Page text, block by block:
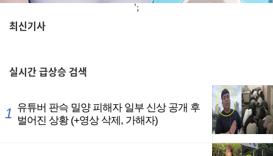
';
최신기사
실시간급상승 검색